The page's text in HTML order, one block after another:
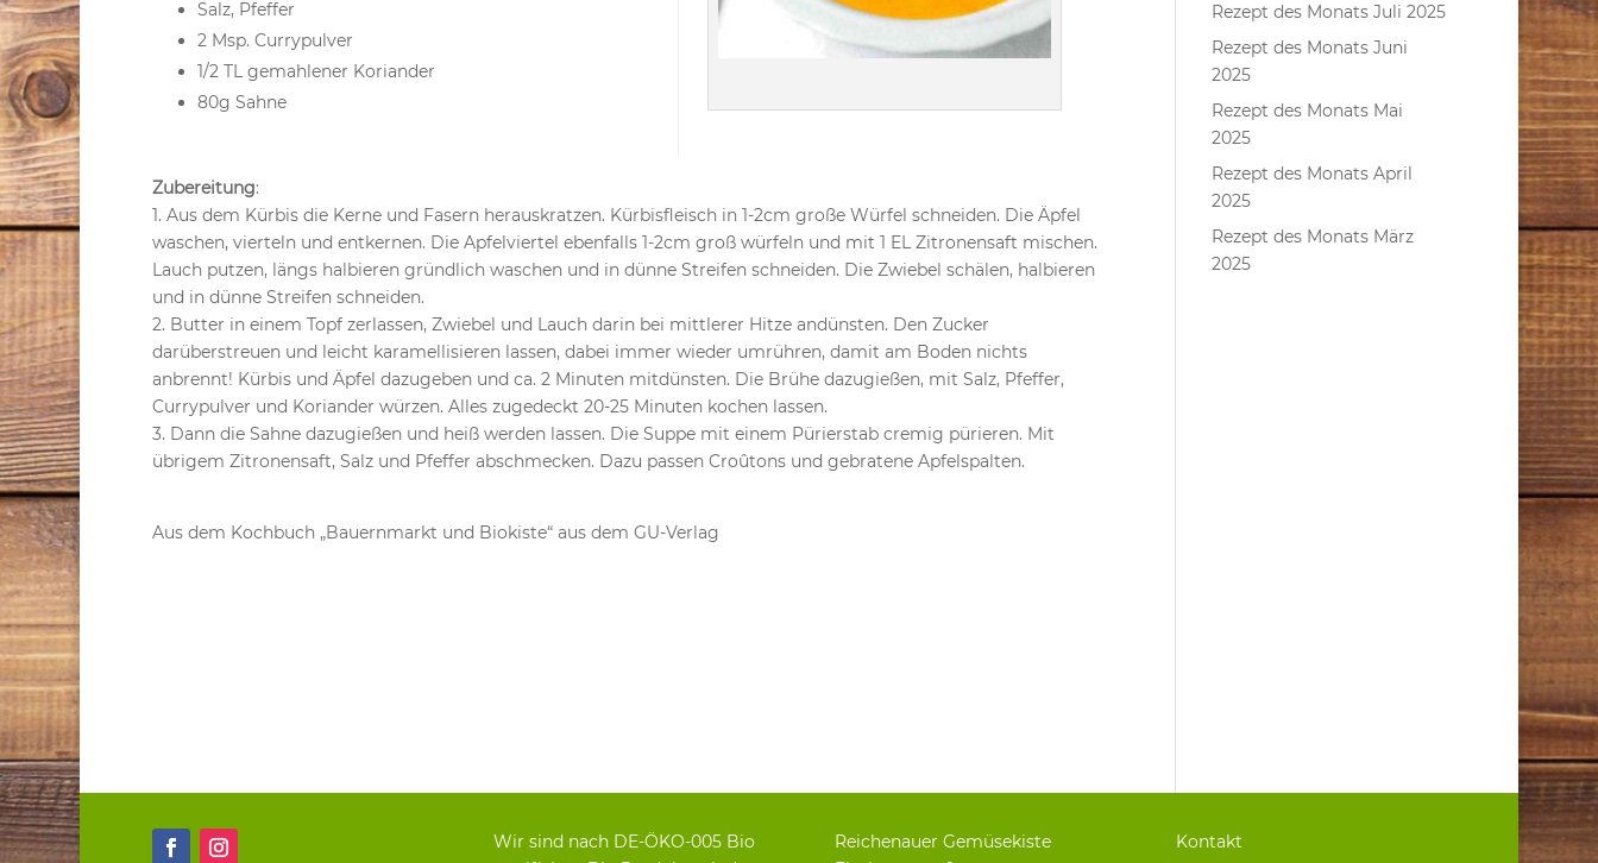
Salz, Pfeffer
2 Msp. Currypulver
1/2 TL gemahlener Koriander
80g Sahne
Zubereitung:
1. Aus dem Kürbis die Kerne und Fasern herauskratzen. Kürbisfleisch in 1-2cm große Würfel schneiden. Die Äpfel
waschen, vierteln und entkernen. Die Apfelviertel ebenfalls 1-2cm groß würfeln und mit 1 EL Zitronensaft mischen.
Lauch putzen, längs halbieren gründlich waschen und in dünne Streifen schneiden. Die Zwiebel schälen, halbieren
und in dünne Streifen schneiden.
2. Butter in einem Topf zerlassen, Zwiebel und Lauch darin bei mittlerer Hitze andünsten. Den Zucker
darüberstreuen und leicht karamellisieren lassen, dabei immer wieder umrühren, damit am Boden nichts
anbrennt! Kürbis und Äpfel dazugeben und ca. 2 Minuten mitdünsten. Die Brühe dazugießen, mit Salz, Pfeffer,
Currypulver und Koriander würzen. Alles zugedeckt 20-25 Minuten kochen lassen.
3. Dann die Sahne dazugießen und heiß werden lassen. Die Suppe mit einem Pürierstab cremig pürieren. Mit
übrigem Zitronensaft, Salz und Pfeffer abschmecken. Dazu passen Croûtons und gebratene Apfelspalten.
Aus dem Kochbuch „Bauernmarkt und Biokiste“ aus dem GU-Verlag
Rezept des Monats Juli 2025
Rezept des Monats Juni
2025
Rezept des Monats Mai
2025
Rezept des Monats April
2025
Rezept des Monats März
2025
Wir sind nach DE-ÖKO-005 Bio
Reichenauer Gemüsekiste
Kontakt